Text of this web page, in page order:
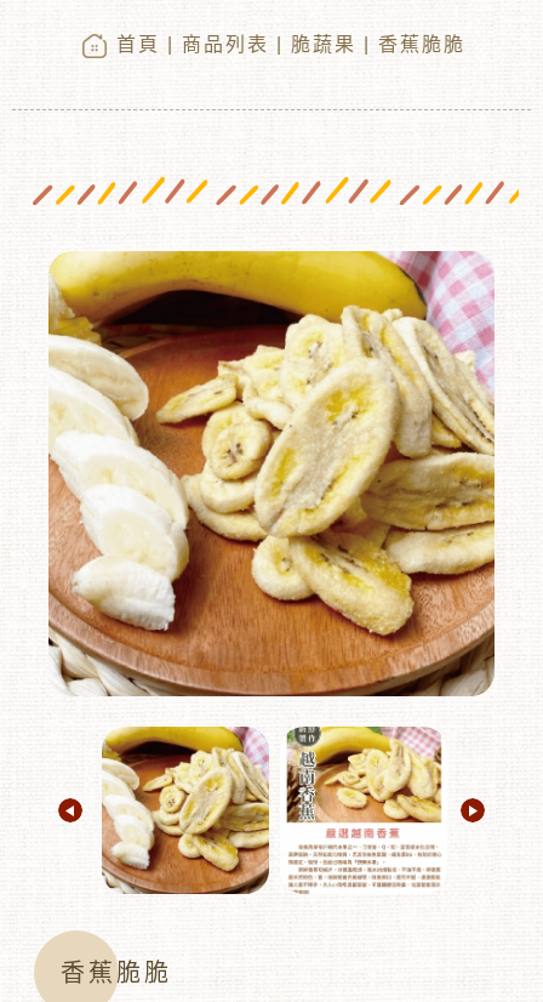
首頁 商品列表 脆蔬果 | 香蕉脆脆
香蕉脆脆